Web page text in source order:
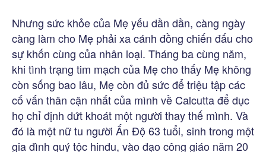
Nhưng sức khỏe của Mẹ yếu dần dần, càng ngày
càng làm cho Mẹ phải xa cánh đồng chiến đấu cho
sự khốn cùng của nhân loại. Tháng ba cùng năm,
khi tình trạng tim mạch của Mẹ cho thấy Mẹ không
còn sống bao lâu, Mẹ còn đủ sức để triệu tập các
cố vấn thân cận nhất của mình về Calcutta để dục
họ chỉ định dứt khoát một người thay thế mình. Và
đó là một nữ tu người Ấn Độ 63 tuổi, sinh trong một
gia đình quý tộc hinđu, vào đạo công giáo năm 20